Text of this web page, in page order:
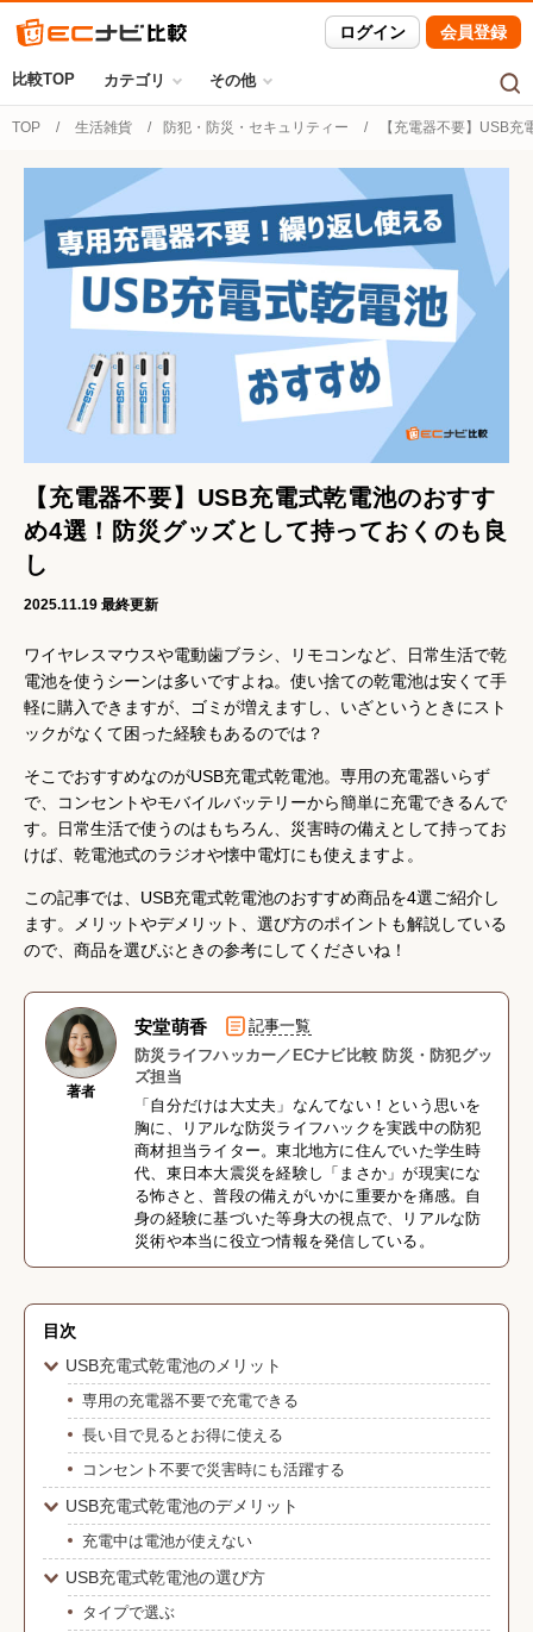
ログイン 会員登録
比較TOP カテゴリ その他
TOP 生活雑貨 防犯・防災・セキュリティー 【充電器不要】USB
【充電器不要】USB充電式乾電池のおすす
め4選！防災グッズとして持っておくのも良
し
2025.11.19 最終更新
ワイヤレスマウスや電動歯ブラシ、リモコンなど、日常生活で乾
電池を使うシーンは多いですよね。使い捨ての乾電池は安くて手
軽に購入できますが、ゴミが増えますし、いざというときにスト
ックがなくて困った経験もあるのでは？
そこでおすすめなのがUSB充電式乾電池。専用の充電器いらず
で、コンセントやモバイルバッテリーから簡単に充電できるんで
す。日常生活で使うのはもちろん、災害時の備えとして持ってお
けば、乾電池式のラジオや懐中電灯にも使えますよ。
この記事では、USB充電式乾電池のおすすめ商品を4選ご紹介し
ます。メリットやデメリット、選び方のポイントも解説している
ので、商品を選びぶときの参考にしてくださいね！
著者
安堂萌香
記事一覧
防災ライフハッカー／ECナビ比較 防災・防犯グッ
ズ担当
「自分だけは大丈夫」なんてない！という思いを
胸に、リアルな防災ライフハックを実践中の防犯
商材担当ライター。東北地方に住んでいた学生時
代、東日本大震災を経験し「まさか」が現実にな
る怖さと、普段の備えがいかに重要かを痛感。自
身の経験に基づいた等身大の視点で、リアルな防
災術や本当に役立つ情報を発信している。
目次
USB充電式乾電池のメリット
専用の充電器不要で充電できる
長い目で見るとお得に使える
コンセント不要で災害時にも活躍する
USB充電式乾電池のデメリット
充電中は電池が使えない
USB充電式乾電池の選び方
タイプで選ぶ